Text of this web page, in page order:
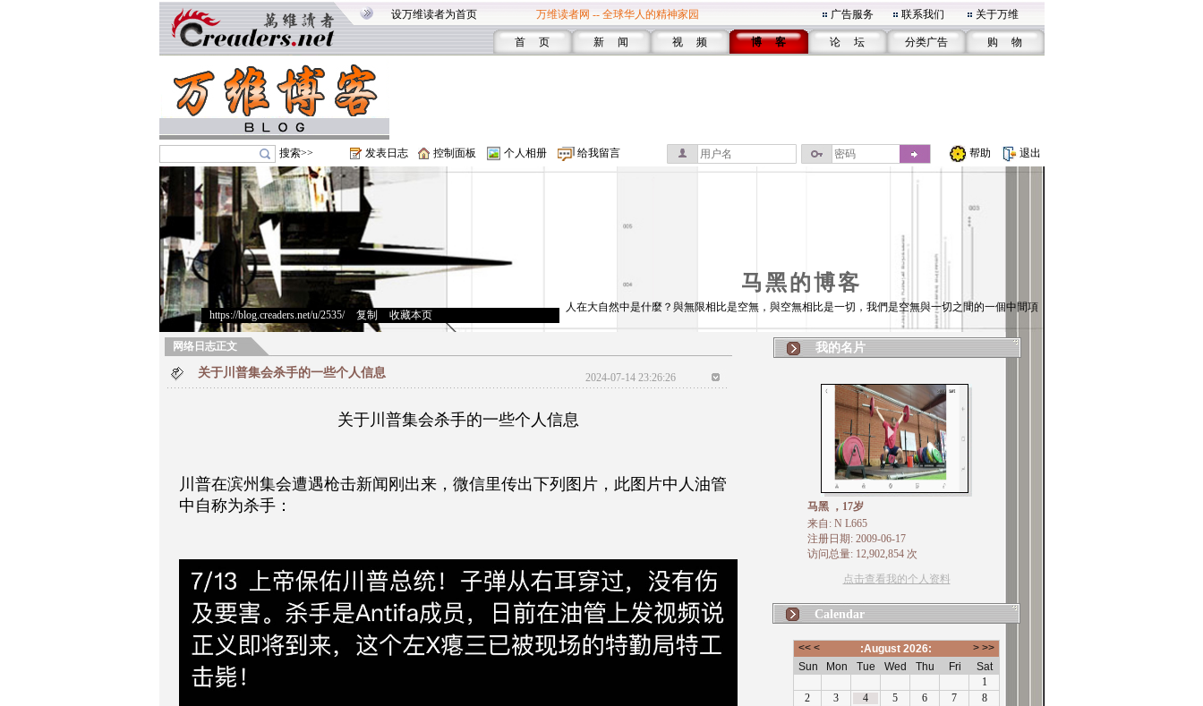
设万维读者为首页 万维读者网 -- 全球华人的精神家园 广告服务 联系我们 关于万维
首 页 新 闻 视 频 博 客 论 坛 分类广告 购 物
搜索>> 发表日志 控制面板 个人相册 给我留言 帮助 退出
马黑的博客
https://blog.creaders.net/u/2535/> 复制 收藏本页
人在大自然中是什麼？與無限相比是空無，與空無相比是一切，我們是空無與一切之間的一個中間項
网络日志正文
关于川普集会杀手的一些个人信息 2024-07-14 23:26:26
关于川普集会杀手的一些个人信息
川普在滨州集会遭遇枪击新闻刚出来，微信里传出下列图片，此图片中人油管
中自称为杀手：
我的名片
马黑 ，17岁
来自: N L665
注册日期: 2009-06-17
访问总量: 12,902,854 次
点击查看我的个人资料
Calendar